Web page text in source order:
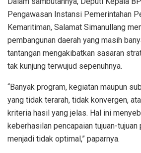
Pengawasan Instansi Pemerintahan
Kemaritiman, Salamat Simanullang
pembangunan daerah yang masih
tantangan mengakibatkan sasaran
tak kunjung terwujud sepenuhnya.
“Banyak program, kegiatan maupun
yang tidak terarah, tidak konvergen,
kriteria hasil yang jelas. Hal ini
keberhasilan pencapaian tujuan-tujuan
menjadi tidak optimal,” paparnya.